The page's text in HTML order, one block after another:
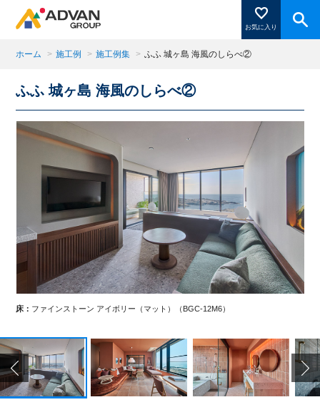
お気に入り
商品ページにある「お気に入り登録」を押すと登録した
商品がここに表示されます。
閉じる
ホーム > 施工例 > 施工例集 > ふふ 城ヶ島 海風のしらべ②
ふふ 城ヶ島 海風のしらべ②
床： ファインストーン アイボリー（マット）（BGC-12M6）